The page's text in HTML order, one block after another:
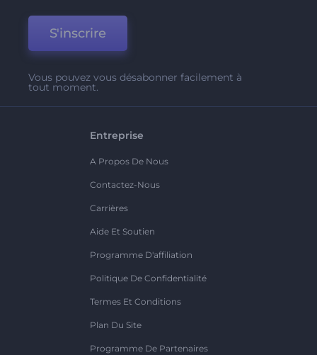
S'inscrire
Vous pouvez vous désabonner facilement à
tout moment.
Entreprise
A Propos De Nous
Contactez-Nous
Carrières
Aide Et Soutien
Programme D'affiliation
Politique De Confidentialité
Termes Et Conditions
Plan Du Site
Programme De Partenaires